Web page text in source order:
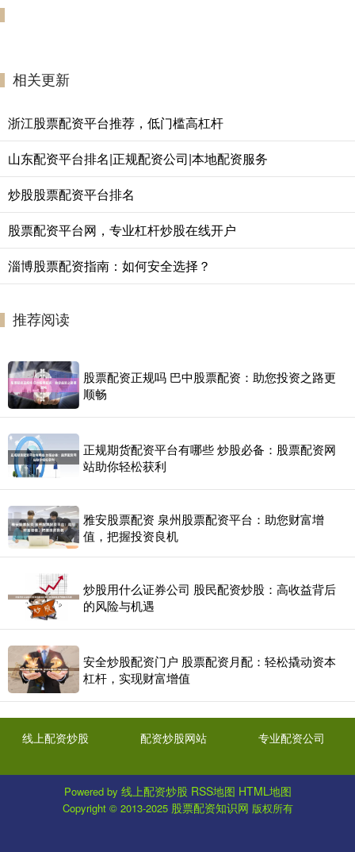
相关更新
浙江股票配资平台推荐，低门槛高杠杆
山东配资平台排名|正规配资公司|本地配资服务
炒股股票配资平台排名
股票配资平台网，专业杠杆炒股在线开户
淄博股票配资指南：如何安全选择？
推荐阅读
股票配资正规吗 巴中股票配资：助您投资之路更
顺畅
正规期货配资平台有哪些 炒股必备：股票配资网
站助你轻松获利
雅安股票配资 泉州股票配资平台：助您财富增
值，把握投资良机
炒股用什么证券公司 股民配资炒股：高收益背后
的风险与机遇
安全炒股配资门户 股票配资月配：轻松撬动资本
杠杆，实现财富增值
线上配资炒股 配资炒股网站 专业配资公司
Powered by 线上配资炒股 RSS地图 HTML地图
Copyright © 2013-2025 股票配资知识网 版权所有